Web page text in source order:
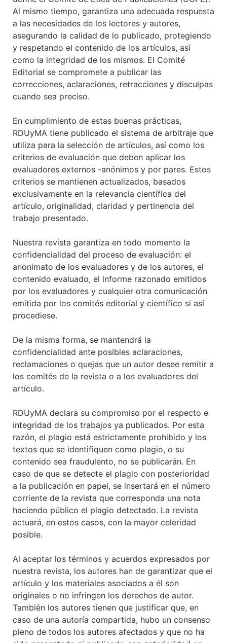
Al mismo tiempo, garantiza una adecuada respuesta
a las necesidades de los lectores y autores,
asegurando la calidad de lo publicado, protegiendo
y respetando el contenido de los artículos, así
como la integridad de los mismos. El Comité
Editorial se compromete a publicar las
correcciones, aclaraciones, retracciones y disculpas
cuando sea preciso.
En cumplimiento de estas buenas prácticas,
RDUyMA tiene publicado el sistema de arbitraje que
utiliza para la selección de artículos, así como los
criterios de evaluación que deben aplicar los
evaluadores externos -anónimos y por pares. Estos
criterios se mantienen actualizados, basados
exclusivamente en la relevancia científica del
artículo, originalidad, claridad y pertinencia del
trabajo presentado.
Nuestra revista garantiza en todo momento la
confidencialidad del proceso de evaluación: el
anonimato de los evaluadores y de los autores, el
contenido evaluado, el informe razonado emitidos
por los evaluadores y cualquier otra comunicación
emitida por los comités editorial y científico si así
procediese.
De la misma forma, se mantendrá la
confidencialidad ante posibles aclaraciones,
reclamaciones o quejas que un autor desee remitir a
los comités de la revista o a los evaluadores del
artículo.
RDUyMA declara su compromiso por el respecto e
integridad de los trabajos ya publicados. Por esta
razón, el plagio está estrictamente prohibido y los
textos que se identifiquen como plagio, o su
contenido sea fraudulento, no se publicarán. En
caso de que se detecte el plagio con posterioridad
a la publicación en papel, se insertará en el número
corriente de la revista que corresponda una nota
haciendo público el plagio detectado. La revista
actuará, en estos casos, con la mayor celeridad
posible.
Al aceptar los términos y acuerdos expresados por
nuestra revista, los autores han de garantizar que el
artículo y los materiales asociados a él son
originales o no infringen los derechos de autor.
También los autores tienen que justificar que, en
caso de una autoría compartida, hubo un consenso
pleno de todos los autores afectados y que no ha